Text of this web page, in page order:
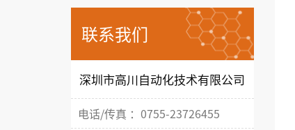
联系我们
深圳市高川自动化技术有限公司
电话/传真 ：0755-23726455